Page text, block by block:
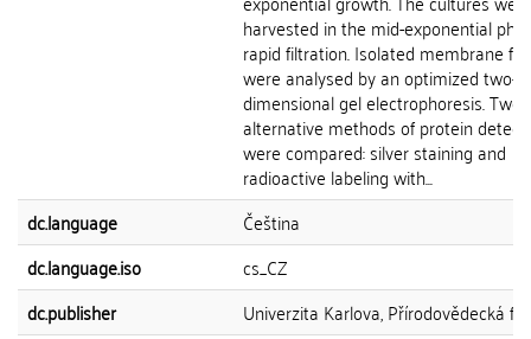
harvested in the mid-exponential
rapid filtration. Isolated membrane
were analysed by an optimized two-
dimensional gel electrophoresis. Two
alternative methods of protein
were compared: silver staining and
radioactive labeling with...
dc.language
Čeština
dc.language.iso
cs_CZ
dc.publisher
Univerzita Karlova, Přírodovědecká